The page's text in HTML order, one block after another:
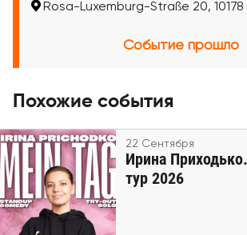
Rosa-Luxemburg-Straße 20, 10178
Событие прошло
Похожие события
22 Сентября
Ирина
тур 2026